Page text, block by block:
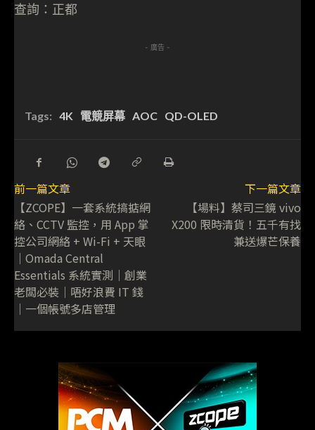
查詢：正都
- 廣告 -
Tags: 4K 電競屏幕 AOC QD-OLED
前一篇文章
【ZCOPE】一套系統搞掂網
絡、CCTV 監控，用 App 掌
控公司網絡 + Wi-Fi + 天眼
｜Omada Central
Essentials 系統實測｜創業
老闆必裝｜唔好浪費 IT 錢
｜一個帳號多店管理
下一篇文章
【場料】蔡司三鏡 vivo
X200 限時清貨！五千有找
兼送爆芒保養